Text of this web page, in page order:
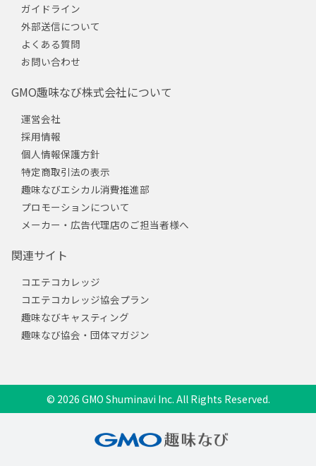
ガイドライン
外部送信について
よくある質問
お問い合わせ
GMO趣味なび株式会社について
運営会社
採用情報
個人情報保護方針
特定商取引法の表示
趣味なびエシカル消費推進部
プロモーションについて
メーカー・広告代理店のご担当者様へ
関連サイト
コエテコカレッジ
コエテコカレッジ協会プラン
趣味なびキャスティング
趣味なび協会・団体マガジン
© 2026 GMO Shuminavi Inc. All Rights Reserved.